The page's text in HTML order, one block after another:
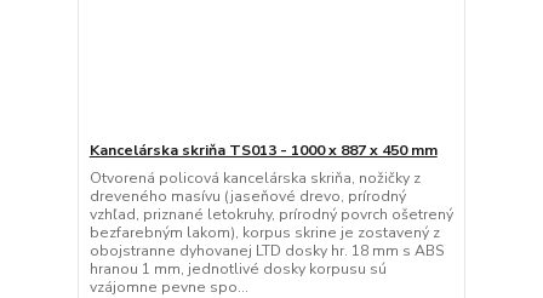
Kancelárska skriňa TS013 - 1000 x 887 x 450 mm
Otvorená policová kancelárska skriňa, nožičky z
dreveného masívu (jaseňové drevo, prírodný
vzhľad, priznané letokruhy, prírodný povrch ošetrený
bezfarebným lakom), korpus skrine je zostavený z
obojstranne dyhovanej LTD dosky hr. 18 mm s ABS
hranou 1 mm, jednotlivé dosky korpusu sú
vzájomne pevne spo...